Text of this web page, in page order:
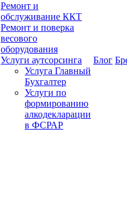
Ремонт и
обслуживание ККТ
Ремонт и поверка
весового
оборудования
Услуги аутсорсинга
Услуга Главный
Бухгалтер
Услуги по
формированию
алкодекларации
в ФСРАР
Блог